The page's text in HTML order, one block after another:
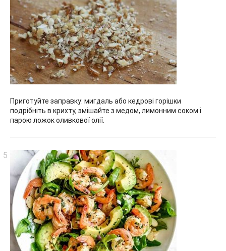
Приготуйте заправку: мигдаль або кедрові горішки
подрібніть в крихту, змішайте з медом, лимонним соком і
парою ложок оливкової олії.